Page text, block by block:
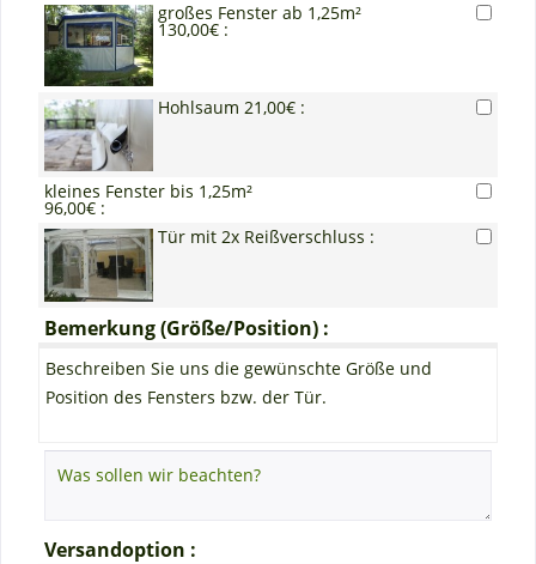
großes Fenster ab 1,25m²
130,00€ :
Hohlsaum 21,00€ :
kleines Fenster bis 1,25m²
96,00€ :
Tür mit 2x Reißverschluss :
Bemerkung (Größe/Position) :
Beschreiben Sie uns die gewünschte Größe und
Position des Fensters bzw. der Tür.
Versandoption :